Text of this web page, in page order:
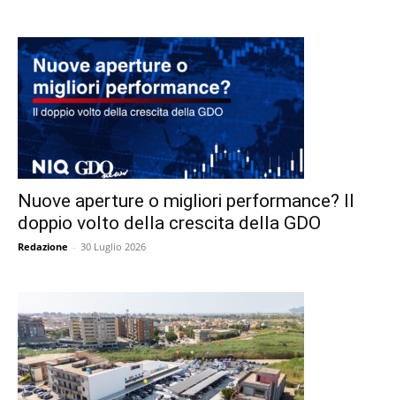
Nuove aperture o migliori performance? Il
doppio volto della crescita della GDO
Redazione - 30 Luglio 2026